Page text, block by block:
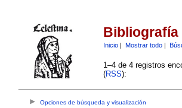
Inicio| Mostrar todo|
1–4 de 4 registros
(RSS):
Opciones de búsqueda y visualización